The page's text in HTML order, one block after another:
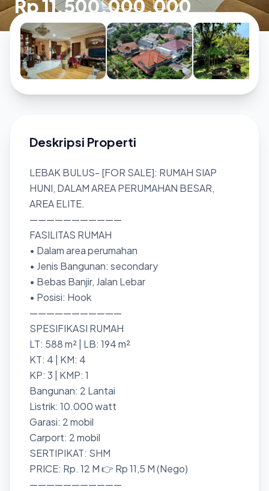
Rp 11.500.000.000
Deskripsi Properti
LEBAK BULUS- [FOR SALE]: RUMAH SIAP
HUNI, DALAM AREA PERUMAHAN BESAR,
AREA ELITE.
———————————
FASILITAS RUMAH
• Dalam area perumahan
• Jenis Bangunan: secondary
• Bebas Banjir, Jalan Lebar
• Posisi: Hook
———————————
SPESIFIKASI RUMAH
LT: 588 m² | LB: 194 m²
KT: 4 | KM: 4
KP: 3 | KMP: 1
Bangunan: 2 Lantai
Listrik: 10.000 watt
Garasi: 2 mobil
Carport: 2 mobil
SERTIPIKAT: SHM
PRICE: Rp. 12 M 👉 Rp 11,5 M (Nego)
———————————